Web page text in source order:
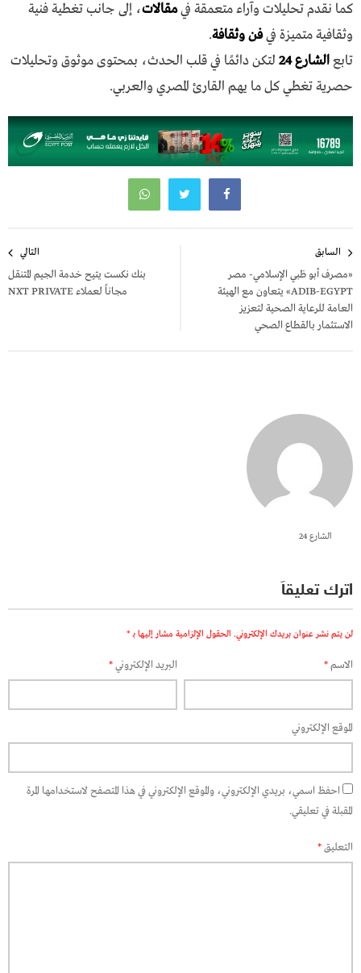
كما نقدم تحليلات وآراء متعمقة فيمقالات، إلى جانب تغطية فنية
وثقافية متميزة فيفن وثقافة.
تابعالشارع 24
لتكن دائمًا في قلب الحدث، بمحتوى موثوق وتحليلات
حصرية تغطي كل ما يهم القارئ المصري والعربي.
المقالات
السابق
«مصرف أبو ظبي الإسلامي- مصر
ADIB-EGYPT» يتعاون مع الهيئة
العامة للرعاية الصحية لتعزيز
الاستثمار بالقطاع الصحي
التالي
بنك نكست يتيح خدمة الجيم المتنقل
مجاناً لعملاء NXT PRIVATE
الشارع 24
اترك تعليقاً
لن يتم نشر عنوان بريدك الإلكتروني. الحقول الإلزامية مشار إليها بـ *
الاسم* البريد الإلكتروني*
الموقع الإلكتروني
احفظ اسمي، بريدي الإلكتروني، والموقع الإلكتروني في هذا المتصفح لاستخدامها المرة
المقبلة في تعليقي.
التعليق*